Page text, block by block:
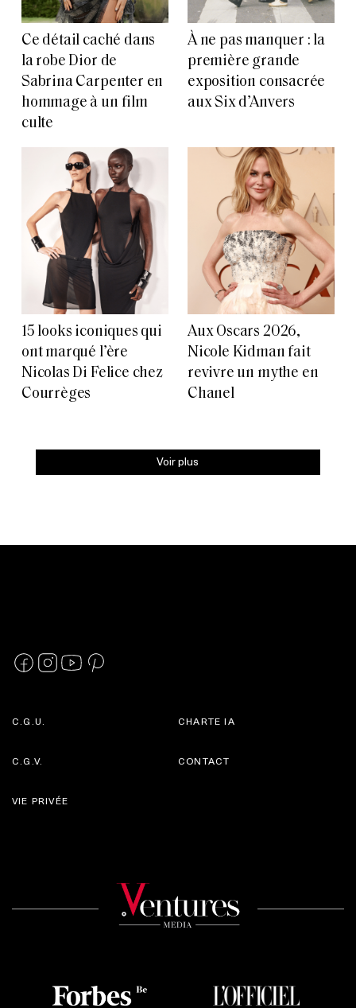
Ce détail caché dans
la robe Dior de
Sabrina Carpenter en
hommage à un film
culte
À ne pas manquer : la
première grande
exposition consacrée
aux Six d’Anvers
15 looks iconiques qui
ont marqué l’ère
Nicolas Di Felice chez
Courrèges
Aux Oscars 2026,
Nicole Kidman fait
revivre un mythe en
Chanel
Voir plus
C.G.U.
C.G.V.
CHARTE IA
CONTACT
VIE PRIVÉE